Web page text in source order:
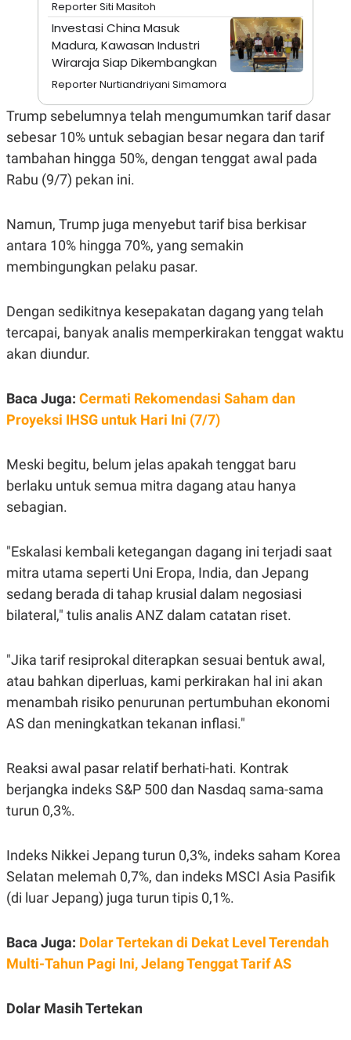
R
A
N
L
E
A
I
P
S
D
A
T
I
A
S
O
T
A
N
I
S
U
S
JARINGAN
K
T
A
N
C
A
D
Y
P
S
S
R
L
E
A
.
D
L
G
G
A
N
A
E
A
K
E
R
J
A
E
T
N
PD
Reporter Siti Masitoh
Investasi China Masuk
Madura, Kawasan Industri
Wiraraja Siap Dikembangkan
Reporter Nurtiandriyani Simamora
Trump sebelumnya telah mengumumkan tarif dasar
sebesar 10% untuk sebagian besar negara dan tarif
tambahan hingga 50%, dengan tenggat awal pada
Rabu (9/7) pekan ini.
Namun, Trump juga menyebut tarif bisa berkisar
antara 10% hingga 70%, yang semakin
membingungkan pelaku pasar.
Dengan sedikitnya kesepakatan dagang yang telah
tercapai, banyak analis memperkirakan tenggat waktu
akan diundur.
Baca Juga: Cermati Rekomendasi Saham dan
Proyeksi IHSG untuk Hari Ini (7/7)
Meski begitu, belum jelas apakah tenggat baru
berlaku untuk semua mitra dagang atau hanya
sebagian.
"Eskalasi kembali ketegangan dagang ini terjadi saat
mitra utama seperti Uni Eropa, India, dan Jepang
sedang berada di tahap krusial dalam negosiasi
bilateral," tulis analis ANZ dalam catatan riset.
"Jika tarif resiprokal diterapkan sesuai bentuk awal,
atau bahkan diperluas, kami perkirakan hal ini akan
menambah risiko penurunan pertumbuhan ekonomi
AS dan meningkatkan tekanan inflasi."
Reaksi awal pasar relatif berhati-hati. Kontrak
berjangka indeks S&P 500 dan Nasdaq sama-sama
turun 0,3%.
Indeks Nikkei Jepang turun 0,3%, indeks saham Korea
Selatan melemah 0,7%, dan indeks MSCI Asia Pasifik
(di luar Jepang) juga turun tipis 0,1%.
Baca Juga: Dolar Tertekan di Dekat Level Terendah
Multi-Tahun Pagi Ini, Jelang Tenggat Tarif AS
Dolar Masih Tertekan